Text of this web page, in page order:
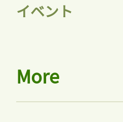
イベント
More